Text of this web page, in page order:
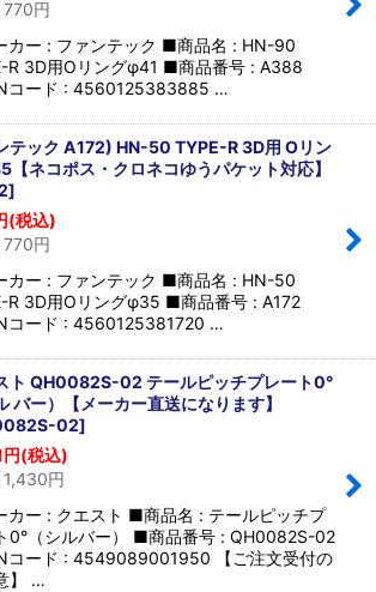
770円
カー : ファンテック ■商品名 : HN-90
R 3D用Oリングφ41 ■商品番号 : A388
コード : 4560125383885 …
テック A172) HN-50 TYPE-R 3D用 Oリン
【ネコポス・クロネコゆうパケット対応】
]
(税込)
770円
カー : ファンテック ■商品名 : HN-50
R 3D用Oリングφ35 ■商品番号 : A172
コード : 4560125381720 …
ト QH0082S-02 テールピッチプレート0°
バー）【メーカー直送になります】
02]
円(税込)
1,430円
カー : クエスト ■商品名 : テールピッチプ
0°（シルバー） ■商品番号 : QH0082S-02
コード : 4549089001950 【ご注文受付の
】 …